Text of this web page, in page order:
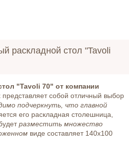
раскладной стол "Tavoli
"Tavoli 70" от компании
представляет собой отличный выбор
подчеркнуть, что главной
его раскладная столешница,
разместить множество
виде составляет 140х100